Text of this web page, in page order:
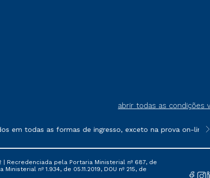
abrir todas as condições
serviços.
todas as formas de ingresso, exceto na prova on-line
Recredenciada pela Portaria Ministerial nº 687, de
nº 1.934, de 05.11.2019, DOU nº 215, de